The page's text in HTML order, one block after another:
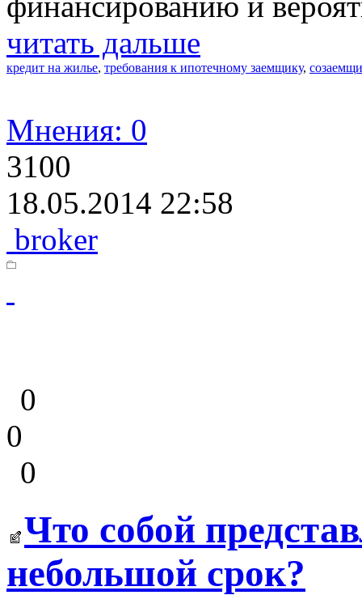
читать дальше
кредит на жилье, требования к ипотечному заемщику,
Мнения: 0
3100
18.05.2014 22:58
broker
0
0
0
Что собой
небольшой срок?